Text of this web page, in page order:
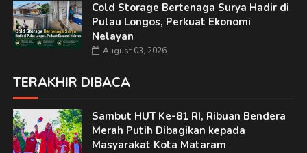
Cold Storage Bertenaga Surya Hadir di
Pulau Longos, Perkuat Ekonomi
Nelayan
August 03, 2026
TERAKHIR DIBACA
Sambut HUT Ke-81 RI, Ribuan Bendera
Merah Putih Dibagikan kepada
Masyarakat Kota Mataram